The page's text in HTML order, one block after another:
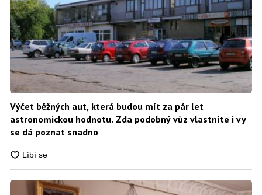
Výčet běžných aut, která budou mít za pár let
astronomickou hodnotu. Zda podobný vůz vlastníte i vy
se dá poznat snadno